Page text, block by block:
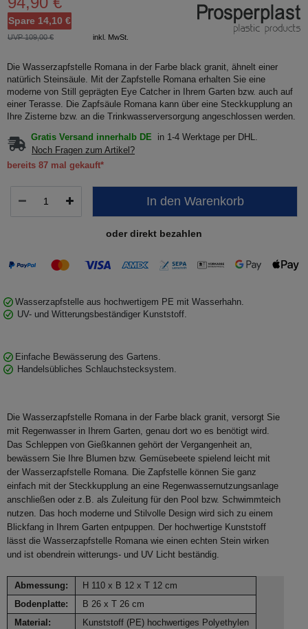
Spare 14,10 €
UVP 109,00 € inkl. MwSt.
Die Wasserzapfstelle Romana in der Farbe black granit, ähnelt einer
natürlich Steinsäule. Mit der Zapfstelle Romana erhalten Sie eine
moderne von Still geprägten Eye Catcher in Ihrem Garten bzw. auch auf
einer Terasse. Die Zapfsäule Romana kann über eine Steckkupplung an
Ihre Zisterne bzw. an die Trinkwasserversorgung angeschlossen werden.
Gratis Versand innerhalb DE
in 1-4 Werktage per DHL.
Noch Fragen zum Artikel?
bereits 87 mal gekauft*
In den Warenkorb
oder direkt bezahlen
Wasserzapfstelle aus hochwertigem PE mit Wasserhahn.
UV- und Witterungsbeständiger Kunststoff.
Einfache Bewässerung des Gartens.
Handelsübliches Schlauchstecksystem.
Die Wasserzapfstelle Romana in der Farbe black granit, versorgt Sie
mit Regenwasser in Ihrem Garten, genau dort wo es benötigt wird.
Das Schleppen von Gießkannen gehört der Vergangenheit an,
bewässern Sie Ihre Blumen bzw. Gemüsebeete spielend leicht mit
der Wasserzapfstelle Romana. Die Zapfstelle können Sie ganz
einfach mit der Steckkupplung an eine Regenwassernutzungsanlage
anschließen oder z.B. als Zuleitung für den Pool bzw. Schwimmteich
nutzen. Das hoch moderne und Stilvolle Design wird sich zu einem
Blickfang in Ihrem Garten entpuppen. Der hochwertige Kunststoff
lässt die Wasserzapfstelle Romana wie einen echten Stein wirken
und ist obendrein witterungs- und UV Licht beständig.
Abmessung:
H 110 x B 12 x T 12 cm
Bodenplatte:
B 26 x T 26 cm
Material:
Kunststoff (PE) hochwertiges Polyethylen